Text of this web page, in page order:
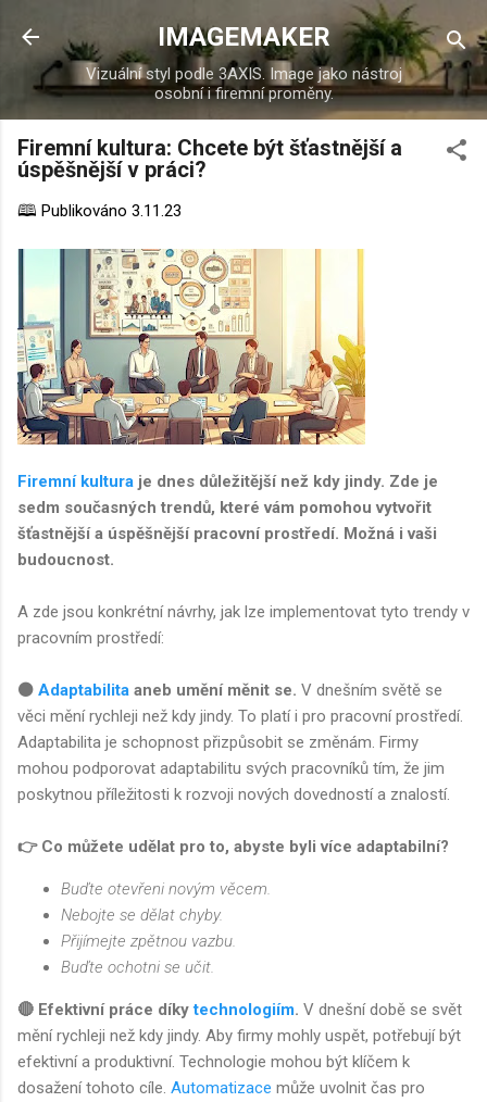
Přeskočit na hlavní obsah
IMAGEMAKER
Vizuální styl podle 3AXIS. Image jako nástroj
osobní i firemní proměny.
Firemní kultura: Chcete být šťastnější a
úspěšnější v práci?
🕮 Publikováno 3.11.23
Firemní kultura je dnes důležitější než kdy jindy. Zde je
sedm současných trendů, které vám pomohou vytvořit
šťastnější a úspěšnější pracovní prostředí. Možná i vaši
budoucnost.
A zde jsou konkrétní návrhy, jak lze implementovat tyto trendy v
pracovním prostředí:
⚫ Adaptabilita aneb umění měnit se. V dnešním světě se
věci mění rychleji než kdy jindy. To platí i pro pracovní prostředí.
Adaptabilita je schopnost přizpůsobit se změnám. Firmy
mohou podporovat adaptabilitu svých pracovníků tím, že jim
poskytnou příležitosti k rozvoji nových dovedností a znalostí.
👉 Co můžete udělat pro to, abyste byli více adaptabilní?
Buďte otevřeni novým věcem.
Nebojte se dělat chyby.
Přijímejte zpětnou vazbu.
Buďte ochotni se učit.
🔴 Efektivní práce díkytechnologiím. V dnešní době se svět
mění rychleji než kdy jindy. Aby firmy mohly uspět, potřebují být
efektivní a produktivní. Technologie mohou být klíčem k
dosažení tohoto cíle. Automatizace může uvolnit čas pro